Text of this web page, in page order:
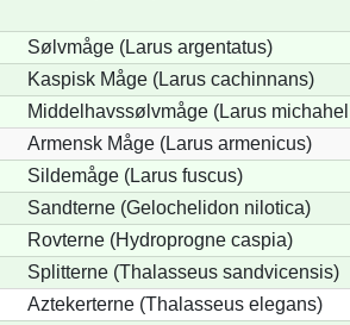
Sølvmåge (Larus argentatus)
Kaspisk Måge (Larus cachinnans)
Middelhavssølvmåge (Larus
Armensk Måge (Larus armenicus)
Sildemåge (Larus fuscus)
Sandterne (Gelochelidon nilotica)
Rovterne (Hydroprogne caspia)
Splitterne (Thalasseus sandvicensis)
Aztekerterne (Thalasseus elegans)